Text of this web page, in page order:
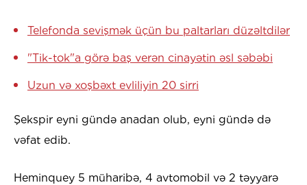
Telefonda sevişmək üçün bu paltarları düzəltdilər
"Tik-tok"a görə baş verən cinayətin əsl səbəbi
Uzun və xoşbəxt evliliyin 20 sirri
Şekspir eyni gündə anadan olub, eyni gündə də
vəfat edib.
Heminquey 5 müharibə, 4 avtomobil və 2 təyyarə